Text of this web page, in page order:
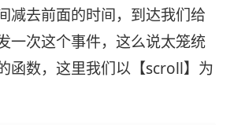
减去前面的时间，到达我们给
一次这个事件，这么说太笼统
函数，这里我们以【scroll】为